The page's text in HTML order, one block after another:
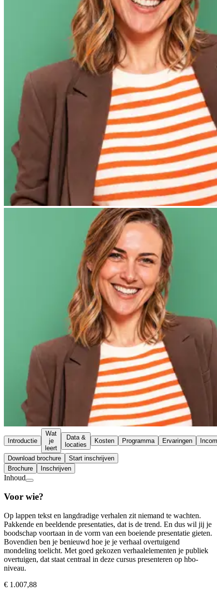
Introductie
Wat
je
leert
Data &
locaties
Kosten Programma Ervaringen
Download brochure
Start inschrijven
Brochure
Inschrijven
Inhoud
Voor wie?
Op lappen tekst en langdradige verhalen zit niemand te wachten.
Pakkende en beeldende presentaties, dat is de trend. En dus wil jij je
boodschap voortaan in de vorm van een boeiende presentatie gieten.
Bovendien ben je benieuwd hoe je je verhaal overtuigend
mondeling toelicht. Met goed gekozen verhaalelementen je publiek
overtuigen, dat staat centraal in deze cursus presenteren op hbo-
niveau.
€ 1.007,88